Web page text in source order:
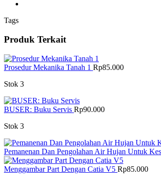
Tags
Produk Terkait
Prosedur Mekanika Tanah 1 Rp85.000
Stok 3
BUSER: Buku Servis Rp90.000
Stok 3
Pemanenan Dan Pengolahan Air Hujan Untuk
Menggambar Part Dengan Catia V5 Rp85.000